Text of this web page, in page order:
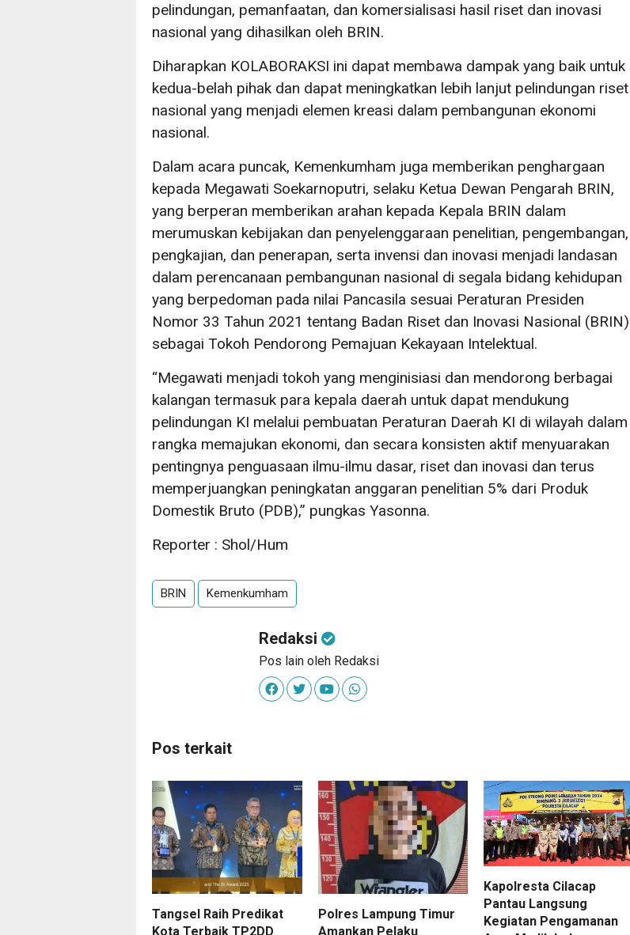
pelindungan, pemanfaatan, dan komersialisasi hasil riset dan inovasi
nasional yang dihasilkan oleh BRIN.
Diharapkan KOLABORAKSI ini dapat membawa dampak yang baik untuk
kedua-belah pihak dan dapat meningkatkan lebih lanjut pelindungan riset
nasional yang menjadi elemen kreasi dalam pembangunan ekonomi
nasional.
Dalam acara puncak, Kemenkumham juga memberikan penghargaan
kepada Megawati Soekarnoputri, selaku Ketua Dewan Pengarah BRIN,
yang berperan memberikan arahan kepada Kepala BRIN dalam
merumuskan kebijakan dan penyelenggaraan penelitian, pengembangan,
pengkajian, dan penerapan, serta invensi dan inovasi menjadi landasan
dalam perencanaan pembangunan nasional di segala bidang kehidupan
yang berpedoman pada nilai Pancasila sesuai Peraturan Presiden
Nomor 33 Tahun 2021 tentang Badan Riset dan Inovasi Nasional (BRIN)
sebagai Tokoh Pendorong Pemajuan Kekayaan Intelektual.
“Megawati menjadi tokoh yang menginisiasi dan mendorong berbagai
kalangan termasuk para kepala daerah untuk dapat mendukung
pelindungan KI melalui pembuatan Peraturan Daerah KI di wilayah dalam
rangka memajukan ekonomi, dan secara konsisten aktif menyuarakan
pentingnya penguasaan ilmu-ilmu dasar, riset dan inovasi dan terus
memperjuangkan peningkatan anggaran penelitian 5% dari Produk
Domestik Bruto (PDB),” pungkas Yasonna.
Reporter : Shol/Hum
BRIN Kemenkumham
Redaksi
Pos lain oleh Redaksi
Pos terkait
Tangsel Raih Predikat
Kota Terbaik TP2DD
Polres Lampung Timur
Amankan Pelaku
Kapolresta Cilacap
Pantau Langsung
Kegiatan Pengamanan